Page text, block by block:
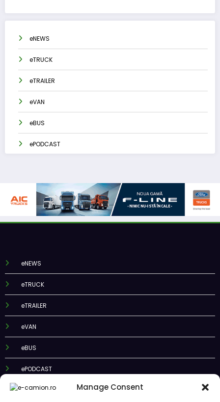
Manage Consent
eNEWS
eTRUCK
eTRAILER
eVAN
eBUS
ePODCAST
eNEWS
eTRUCK
eTRAILER
eVAN
eBUS
ePODCAST